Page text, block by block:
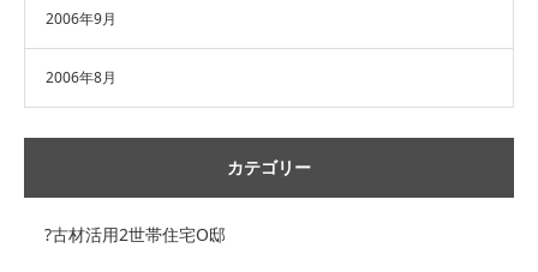
2006年9月
2006年8月
カテゴリー
?古材活用2世帯住宅O邸